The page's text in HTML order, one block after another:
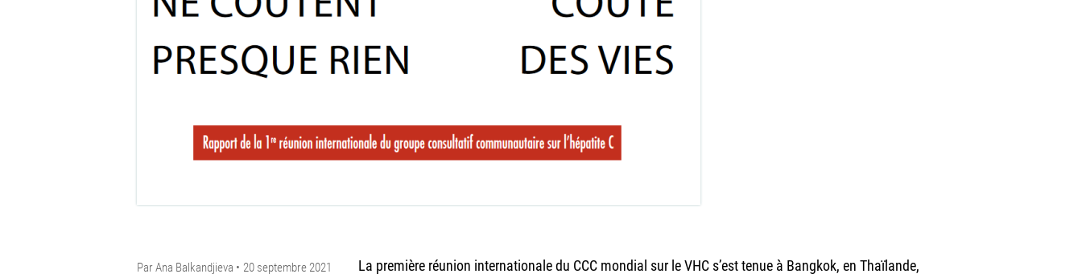
ParAna Balkandjieva 20 septembre 2021
La première réunion internationale du CCC mondial sur le VHC s’est tenue à Bangkok, en Thaïlande,